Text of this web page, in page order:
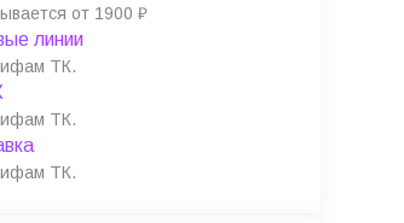
от 1900 ₽
линии
ТК.
ТК.
ТК.